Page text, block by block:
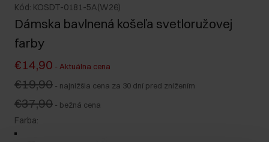
Kód: KOSDT-0181-5A(W26)
Dámska bavlnená košeľa svetloružovej
farby
€14,90 - Aktuálna cena
€19,90 - najnižšia cena za 30 dní pred znížením
€37,90 - bežná cena
Farba: